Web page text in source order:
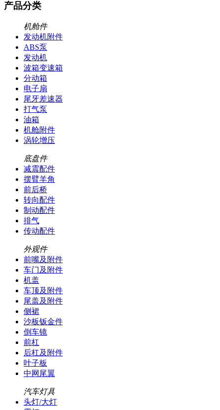
产品分类
机舱件
发动机附件
ABS泵
发动机
波箱变速箱
分动箱
电子扇
尾牙差速器
打气泵
油箱
机舱附件
涡轮增压
底盘件
减震配件
摆臂羊角
前后桥
转向配件
制动配件
排气
传动配件
外观件
前嘴及附件
车门及附件
机盖
车顶及附件
尾盖及附件
侧裙
沙板钣金件
倒车镜
前杠
后杠及附件
叶子板
中网尾翼
汽车灯具
头灯/大灯